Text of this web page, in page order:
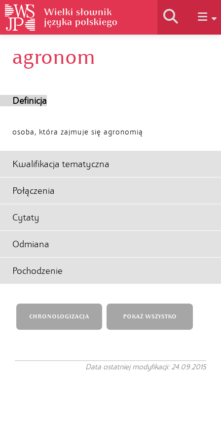
Historia słownika
agronom
Definicja
osoba, która zajmuje się agronomią
Kwalifikacja tematyczna
Połączenia
Cytaty
Odmiana
Pochodzenie
CHRONOLOGIZACJA POKAŻ WSZYSTKO
Data ostatniej modyfikacji: 24.09.2015